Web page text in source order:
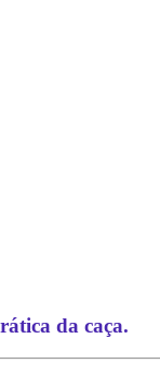
da caça.